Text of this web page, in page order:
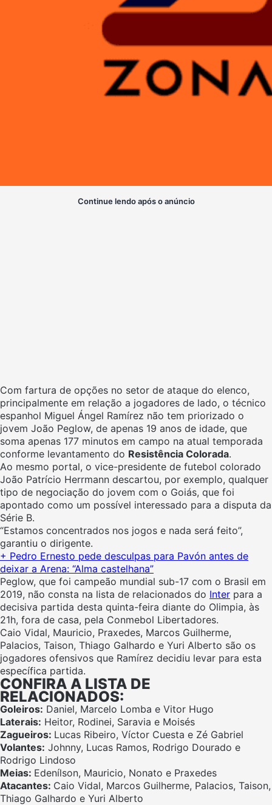
Continue lendo após o anúncio
Com fartura de opções no setor de ataque do elenco,
principalmente em relação a jogadores de lado, o técnico
espanhol Miguel Ángel Ramírez não tem priorizado o
jovem João Peglow, de apenas 19 anos de idade, que
soma apenas 177 minutos em campo na atual temporada
conforme levantamento do Resistência Colorada.
Ao mesmo portal, o vice-presidente de futebol colorado
João Patrício Herrmann descartou, por exemplo, qualquer
tipo de negociação do jovem com o Goiás, que foi
apontado como um possível interessado para a disputa da
Série B.
“Estamos concentrados nos jogos e nada será feito”,
garantiu o dirigente.
+ Pedro Ernesto pede desculpas para Pavón antes de
deixar a Arena: “Alma castelhana”
Peglow, que foi campeão mundial sub-17 com o Brasil em
2019, não consta na lista de relacionados do Inter para a
decisiva partida desta quinta-feira diante do Olimpia, às
21h, fora de casa, pela Conmebol Libertadores.
Caio Vidal, Mauricio, Praxedes, Marcos Guilherme,
Palacios, Taison, Thiago Galhardo e Yuri Alberto são os
jogadores ofensivos que Ramírez decidiu levar para esta
específica partida.
CONFIRA A LISTA DE
RELACIONADOS:
Goleiros: Daniel, Marcelo Lomba e Vitor Hugo
Laterais: Heitor, Rodinei, Saravia e Moisés
Zagueiros: Lucas Ribeiro, Víctor Cuesta e Zé Gabriel
Volantes: Johnny, Lucas Ramos, Rodrigo Dourado e
Rodrigo Lindoso
Meias: Edenílson, Mauricio, Nonato e Praxedes
Atacantes: Caio Vidal, Marcos Guilherme, Palacios, Taison,
Thiago Galhardo e Yuri Alberto